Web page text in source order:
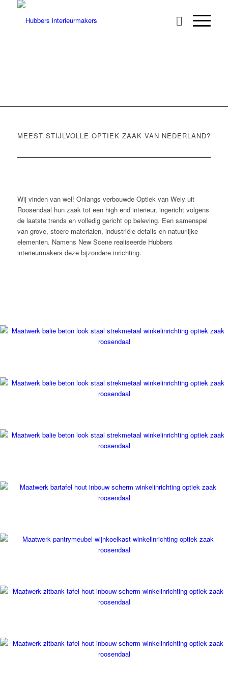
MEEST STIJLVOLLE OPTIEK ZAAK VAN NEDERLAND?
Wij vinden van wel! Onlangs verbouwde Optiek van Wely uit
Roosendaal hun zaak tot een high end interieur, ingericht volgens
de laatste trends en volledig gericht op beleving. Een samenspel
van grove, stoere materialen, industriële details en natuurlijke
elementen. Namens New Scene realiseerde Hubbers
interieurmakers deze bijzondere inrichting.